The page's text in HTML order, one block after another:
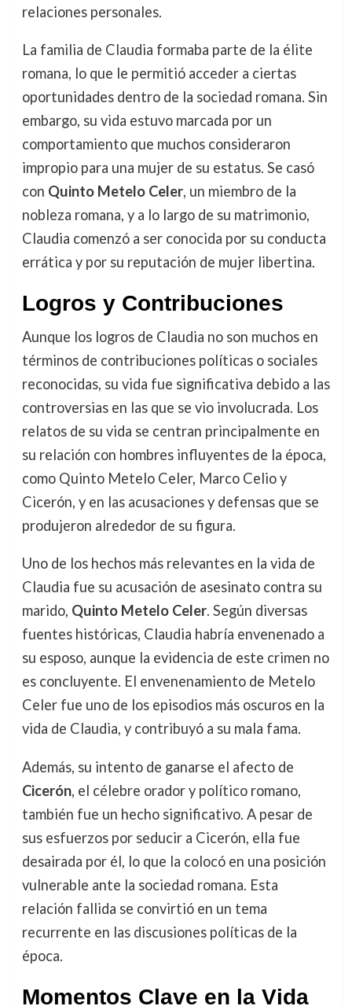
relaciones personales.
La familia de Claudia formaba parte de la élite
romana, lo que le permitió acceder a ciertas
oportunidades dentro de la sociedad romana. Sin
embargo, su vida estuvo marcada por un
comportamiento que muchos consideraron
impropio para una mujer de su estatus. Se casó
con Quinto Metelo Celer, un miembro de la
nobleza romana, y a lo largo de su matrimonio,
Claudia comenzó a ser conocida por su conducta
errática y por su reputación de mujer libertina.
Logros y Contribuciones
Aunque los logros de Claudia no son muchos en
términos de contribuciones políticas o sociales
reconocidas, su vida fue significativa debido a las
controversias en las que se vio involucrada. Los
relatos de su vida se centran principalmente en
su relación con hombres influyentes de la época,
como Quinto Metelo Celer, Marco Celio y
Cicerón, y en las acusaciones y defensas que se
produjeron alrededor de su figura.
Uno de los hechos más relevantes en la vida de
Claudia fue su acusación de asesinato contra su
marido, Quinto Metelo Celer. Según diversas
fuentes históricas, Claudia habría envenenado a
su esposo, aunque la evidencia de este crimen no
es concluyente. El envenenamiento de Metelo
Celer fue uno de los episodios más oscuros en la
vida de Claudia, y contribuyó a su mala fama.
Además, su intento de ganarse el afecto de
Cicerón, el célebre orador y político romano,
también fue un hecho significativo. A pesar de
sus esfuerzos por seducir a Cicerón, ella fue
desairada por él, lo que la colocó en una posición
vulnerable ante la sociedad romana. Esta
relación fallida se convirtió en un tema
recurrente en las discusiones políticas de la
época.
Momentos Clave en la Vida